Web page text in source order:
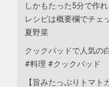
しかもたった5分で作
レシピは概要欄でチェ
夏野菜
クックパッドで人気の
#料理 #クックパッド
【旨みたっぷりトマト